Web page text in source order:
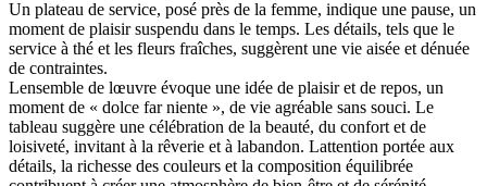
Un plateau de service, posé près de la femme, indique une pause, un
moment de plaisir suspendu dans le temps. Les détails, tels que le
service à thé et les fleurs fraîches, suggèrent une vie aisée et dénuée
de contraintes.
Lensemble de lœuvre évoque une idée de plaisir et de repos, un
moment de « dolce far niente », de vie agréable sans souci. Le
tableau suggère une célébration de la beauté, du confort et de
loisiveté, invitant à la rêverie et à labandon. Lattention portée aux
détails, la richesse des couleurs et la composition équilibrée